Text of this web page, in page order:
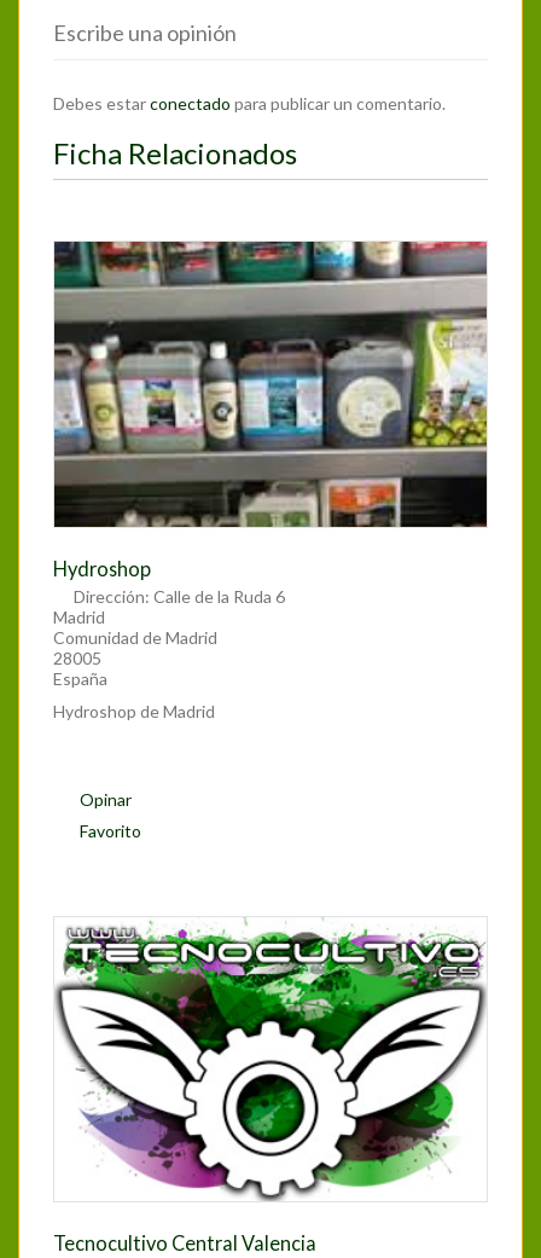
Escribe una opinión
Debes estarconectado para publicar un comentario.
Ficha Relacionados
Hydroshop
Dirección:Calle de la Ruda 6
Madrid
Comunidad de Madrid
28005
España
Hydroshop de Madrid
Opinar
Favorito
Tecnocultivo Central Valencia